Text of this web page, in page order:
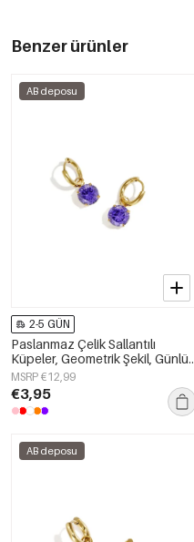
Benzer ürünler
AB deposu
2-5 GÜN
Paslanmaz Çelik Sallantılı
Küpeler, Geometrik Şekil, Günlük
Kullanım İçin Sade Seri, Kadın
Takıları
MSRP €12,99
€3,95
AB deposu